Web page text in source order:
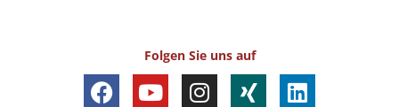
Folgen Sie uns auf
F Y I X L